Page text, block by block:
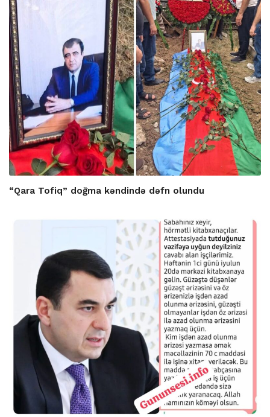
“Qara Tofiq” doğma kəndində dəfn olundu